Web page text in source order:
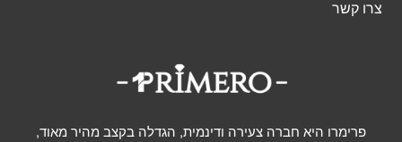
צרו קשר
פרימרו היא חברה צעירה ודינמית, הגדלה בקצב מהיר מאוד,